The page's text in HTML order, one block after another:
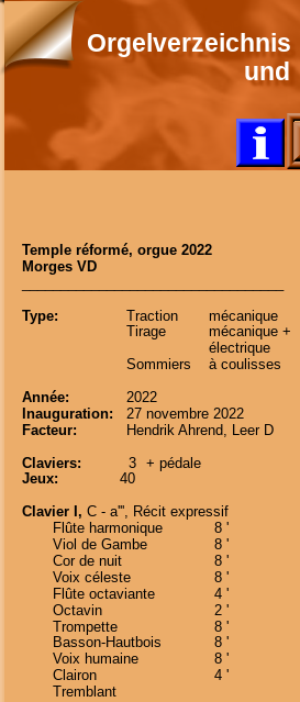
Temple réformé, orgue 2022
Morges VD
Type:
Traction
mécanique
Tirage
mécanique +
électrique
Sommiers
à coulisses
Année:
2022
Inauguration:
27 novembre 2022
Facteur:
Hendrik Ahrend, Leer D
Claviers:
3
+ pédale
Jeux:
40
Clavier I, C - a''', Récit expressif
Flûte harmonique
8 '
Viol de Gambe
8 '
Cor de nuit
8 '
Voix céleste
8 '
Flûte octaviante
4 '
Octavin
2 '
Trompette
8 '
Basson-Hautbois
8 '
Voix humaine
8 '
Clairon
4 '
Tremblant
Orgelverzeichnis
und